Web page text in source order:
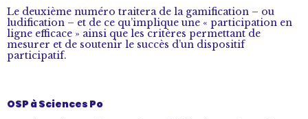
Le deuxième numéro traitera de la gamification – ou
ludification – et de ce qu’implique une « participation en
ligne efficace » ainsi que les critères permettant de
mesurer et de soutenir le succès d’un dispositif
participatif.
OSP à Sciences Po